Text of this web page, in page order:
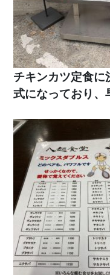
チキンカツ定食
式になっており、